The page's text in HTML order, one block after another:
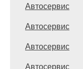
Автосервис
Автосервис
Автосервис